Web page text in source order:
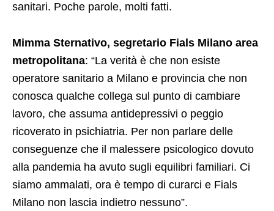
sanitari. Poche parole, molti fatti.
Mimma Sternativo, segretario Fials Milano area
metropolitana: “La verità è che non esiste
operatore sanitario a Milano e provincia che non
conosca qualche collega sul punto di cambiare
lavoro, che assuma antidepressivi o peggio
ricoverato in psichiatria. Per non parlare delle
conseguenze che il malessere psicologico dovuto
alla pandemia ha avuto sugli equilibri familiari. Ci
siamo ammalati, ora è tempo di curarci e Fials
Milano non lascia indietro nessuno”.